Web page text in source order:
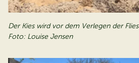
Der Kies wird vor dem Verlegen der
Foto: Louise Jensen